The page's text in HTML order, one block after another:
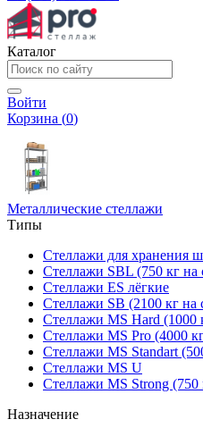
Каталог
Войти
Корзина (0)
Металлические стеллажи
Типы
Стеллажи для хранения
Стеллажи SBL (750 кг на
Стеллажи ES лёгкие
Стеллажи SB (2100 кг на
Стеллажи MS Hard (1000
Стеллажи MS Pro (4000
Стеллажи MS Standart
Стеллажи MS U
Стеллажи MS Strong
Назначение